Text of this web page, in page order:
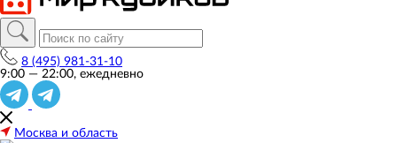
8 (495) 981-31-10
9:00 — 22:00, ежедневно
Москва и область